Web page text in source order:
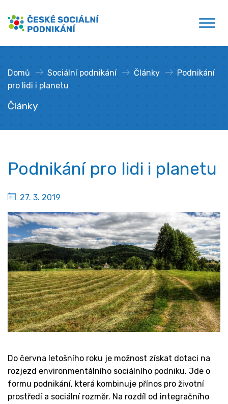
obsahu
České sociální podnikání
Domů » Sociální podnikání » Články »
Podnikání
pro lidi i planetu
Články
Podnikání pro lidi i planetu
27. 3. 2019
Do června letošního roku je možnost získat dotaci na
rozjezd environmentálního sociálního podniku. Jde o
formu podnikání, která kombinuje přínos pro životní
prostředí a sociální rozměr. Na rozdíl od integračního